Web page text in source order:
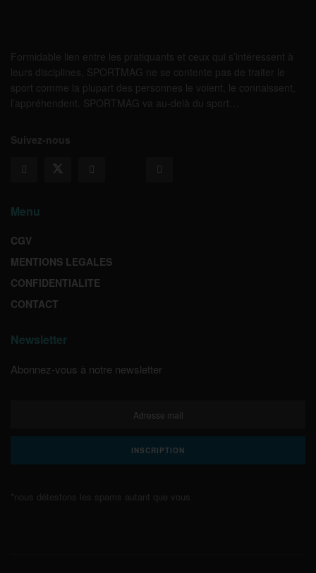
Formidable lien entre les pratiquants et ceux qui s’intéressent à
leurs disciplines, SPORTMAG ne se contente pas de traiter le
sport comme la plupart des personnes le voient, le connaissent,
l’appréhendent. SPORTMAG va au-delà du sport…
Suivez-nous
Menu
CGV
MENTIONS LEGALES
CONFIDENTIALITE
CONTACT
Newsletter
Abonnez-vous à notre newsletter
*nous détestons les spams autant que vous